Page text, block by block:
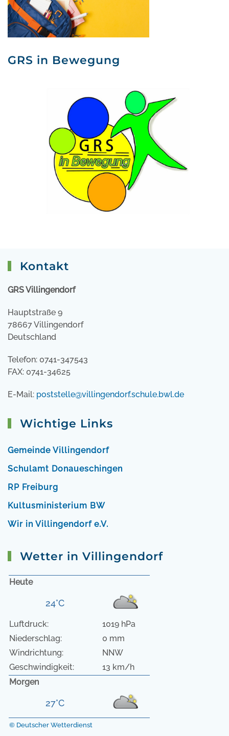
GRS in Bewegung
Kontakt
GRS Villingendorf
Hauptstraße 9
78667 Villingendorf
Deutschland
Telefon: 0741-347543
FAX: 0741-34625
E-Mail: poststelle@villingendorf.schule.bwl.de
Wichtige Links
Gemeinde Villingendorf
Schulamt Donaueschingen
RP Freiburg
Kultusministerium BW
Wir in Villingendorf e.V.
Wetter in Villingendorf
Heute
24°C
Luftdruck:
1019 hPa
Niederschlag:
0 mm
Windrichtung:
NNW
Geschwindigkeit:
13 km/h
Morgen
27°C
© Deutscher Wetterdienst